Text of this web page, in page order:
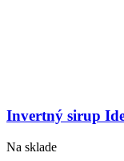
Invertný sirup
Na sklade